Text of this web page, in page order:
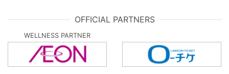
OFFICIAL PARTNERS
WELLNESS PARTNER